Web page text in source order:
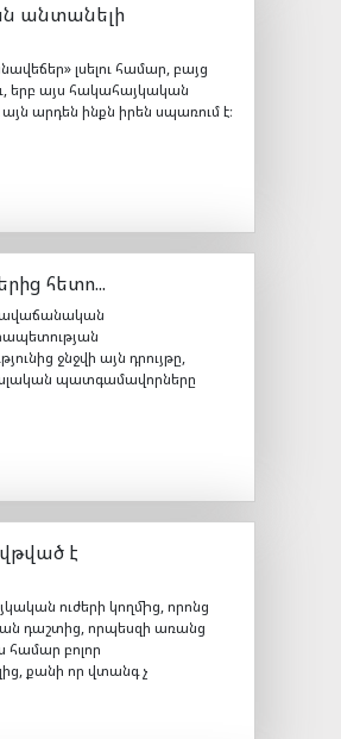
անտանելի
լսելու համար, բայց
երբ այս հակահայկական
արդեն ինքն իրեն սպառում է։
հետո...
դավաճանական
ջնջվի այն դրույթը,
պատգամավորները
է
ուժերի կողմից, որոնց
դաշտից, որպեսզի առանց
բոլոր
քանի որ վտանգ չ